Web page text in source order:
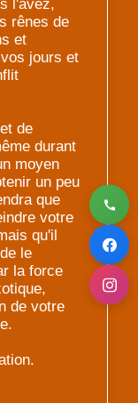
l'avez,
rênes de
et
jours et
de
durant
moyen
un peu
que
votre
qu'il
le
la force
de votre